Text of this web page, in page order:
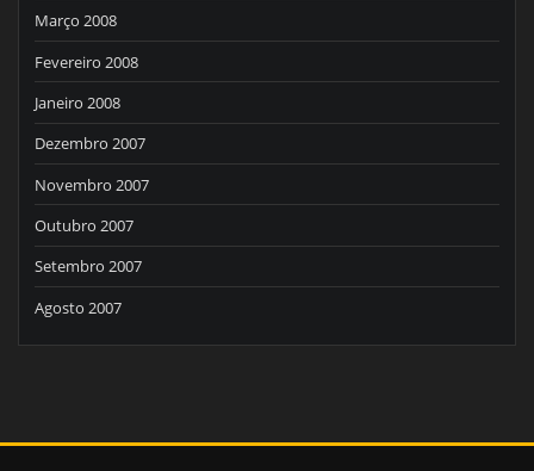
Março 2008
Fevereiro 2008
Janeiro 2008
Dezembro 2007
Novembro 2007
Outubro 2007
Setembro 2007
Agosto 2007